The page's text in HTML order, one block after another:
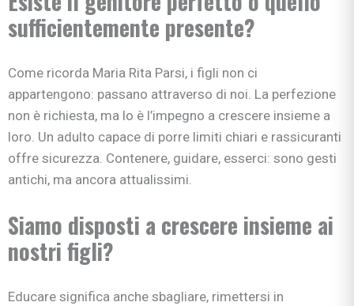
sufficientemente presente?
Come ricorda Maria Rita Parsi, i figli non ci
appartengono: passano attraverso di noi. La perfezione
non è richiesta, ma lo è l’impegno a crescere insieme a
loro. Un adulto capace di porre limiti chiari e rassicuranti
offre sicurezza. Contenere, guidare, esserci: sono gesti
antichi, ma ancora attualissimi.
Siamo disposti a crescere insieme ai
nostri figli?
Educare significa anche sbagliare, rimettersi in